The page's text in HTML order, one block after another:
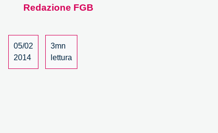
and
for
Responsible
Innovation
Launch
Redazione FGB
05/02
2014
3mn
lettura